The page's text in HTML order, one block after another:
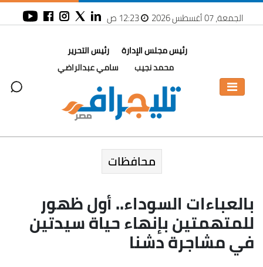
الجمعة، 07 أغسطس 2026 12:23 ص
رئيس مجلس الإدارة
محمد نجيب
رئيس التحرير
سامي عبدالراضي
محافظات
بالعباءات السوداء.. أول ظهور
للمتهمتين بإنهاء حياة سيدتين
في مشاجرة دشنا